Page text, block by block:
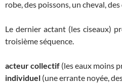
robe, des poissons, un cheval, des
Le dernier actant (les ciseaux)
troisième séquence.
acteur collectif (les eaux moins
individuel (une errante noyée,